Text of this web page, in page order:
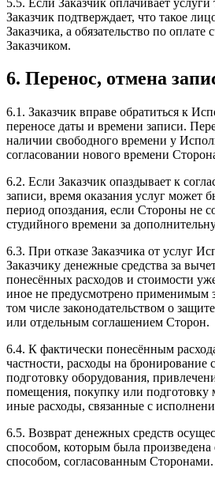
Заказчик подтверждает, что такое
Заказчика, а обязательство по
Заказчиком.
6. Перенос, отмена
6.1. Заказчик вправе обратиться к
переносе даты и времени записи.
наличии свободного времени у
согласовании нового времени
6.2. Если Заказчик опаздывает к
записи, время оказания услуг может
период опоздания, если Стороны не
студийного времени за
6.3. При отказе Заказчика от услуг
Заказчику денежные средства за
понесённых расходов и стоимости
иное не предусмотрено применимым
том числе законодательством о
или отдельным соглашением Сторон.
6.4. К фактически понесённым
частности, расходы на бронирование
подготовку оборудования,
помещения, покупку или подготовку
иные расходы, связанные с
6.5. Возврат денежных средств
способом, которым была
способом, согласованным Сторонами.